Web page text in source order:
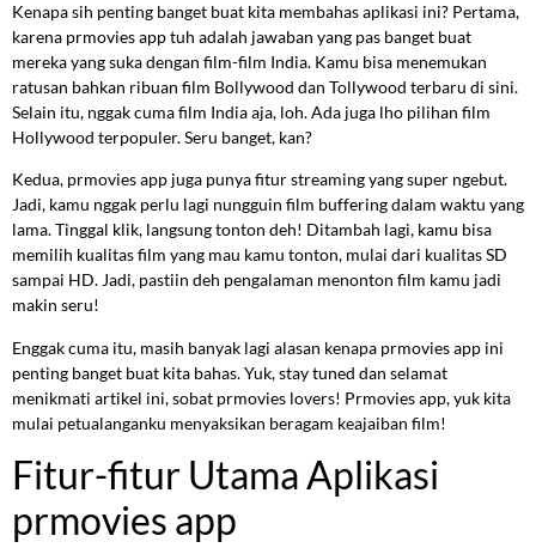
Kenapa sih penting banget buat kita membahas aplikasi ini? Pertama,
karena prmovies app tuh adalah jawaban yang pas banget buat
mereka yang suka dengan film-film India. Kamu bisa menemukan
ratusan bahkan ribuan film Bollywood dan Tollywood terbaru di sini.
Selain itu, nggak cuma film India aja, loh. Ada juga lho pilihan film
Hollywood terpopuler. Seru banget, kan?
Kedua, prmovies app juga punya fitur streaming yang super ngebut.
Jadi, kamu nggak perlu lagi nungguin film buffering dalam waktu yang
lama. Tinggal klik, langsung tonton deh! Ditambah lagi, kamu bisa
memilih kualitas film yang mau kamu tonton, mulai dari kualitas SD
sampai HD. Jadi, pastiin deh pengalaman menonton film kamu jadi
makin seru!
Enggak cuma itu, masih banyak lagi alasan kenapa prmovies app ini
penting banget buat kita bahas. Yuk, stay tuned dan selamat
menikmati artikel ini, sobat prmovies lovers! Prmovies app, yuk kita
mulai petualanganku menyaksikan beragam keajaiban film!
Fitur-fitur Utama Aplikasi
prmovies app